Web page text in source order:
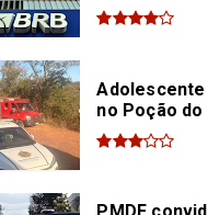
no Poção do